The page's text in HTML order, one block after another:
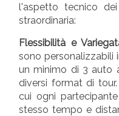
l'aspetto tecnico
straordinaria:
Flessibilità e
sono personalizzabili
un minimo di 3 auto
diversi format di
cui ogni
stesso tempo e